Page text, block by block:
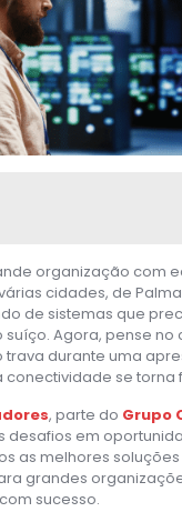
organização com
cidades, de
de sistemas que
Agora, pense no
trava durante uma
conectividade se torna
, parte do Grupo
desafios em
as melhores
grandes
sucesso.